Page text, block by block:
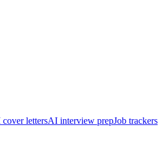
lettersAI interview prepJob trackers